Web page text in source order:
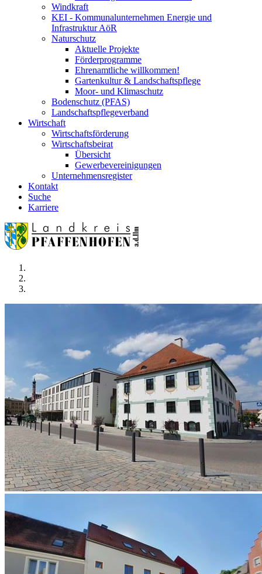
Windkraft
KEI - Kommunalunternehmen Energie und
Infrastruktur AöR
Naturschutz
Aktuelle Projekte
Förderprogramme
Ehrenamtliche willkommen!
Gartenkultur & Landschaftspflege
Moor- und Klimaschutz
Bodenschutz (PFAS)
Landschaftspflegeverband
Wirtschaft
Wirtschaftsförderung
Wirtschaftsbeirat
Übersicht
Gewerbevereinigungen
Unternehmensregister
Kontakt
Suche
Karriere